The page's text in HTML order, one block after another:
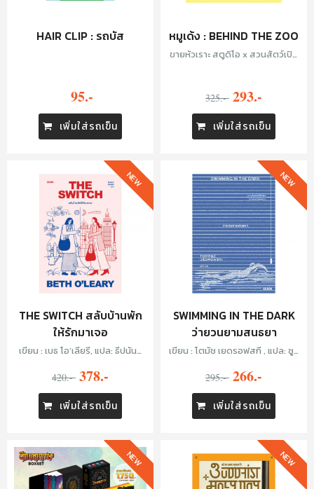
HAIR CLIP : รถบัส
95.-
เพิ่มใส่รถเข็น
หมูเด้ง : BEHIND THE ZOO
ขายหัวเราะ สตูดิโอ x สวนสัตว์เปิด
325.- 293.-
เพิ่มใส่รถเข็น
THE SWITCH สลับบ้านพัก
ให้รักมาเจอ
เขียน : เบธ โอ’เลียรี, แปล: ธีปนันท์
420.- 378.-
เพิ่มใส่รถเข็น
NEW
SWIMMING IN THE DARK
ว่ายวนยามสนธยา
เขียน : โตมัช เยดรอฟสกี , แปล: ซูลิ
295.- 266.-
เพิ่มใส่รถเข็น
NEW
NEW NEW